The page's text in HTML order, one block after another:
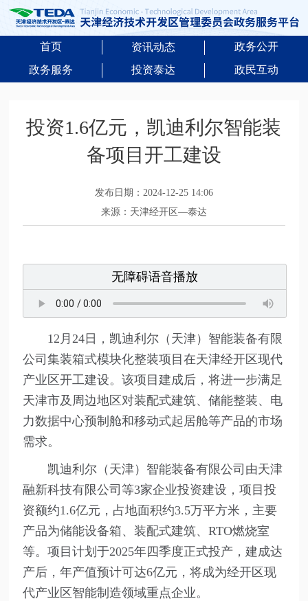
首页 资讯动态
政务公开
政务服务
投资泰达 政民互动
投资1.6亿元，凯迪利尔智能装
备项目开工建设
发布日期：2024-12-25 14:06
来源：天津经开区—泰达
无障碍语音播放
12月24日，凯迪利尔（天津）智能装备有限
公司集装箱式模块化整装项目在天津经开区现代
产业区开工建设。该项目建成后，将进一步满足
天津市及周边地区对装配式建筑、储能整装、电
力数据中心预制舱和移动式起居舱等产品的市场
需求。
凯迪利尔（天津）智能装备有限公司由天津
融新科技有限公司等3家企业投资建设，项目投
资额约1.6亿元，占地面积约3.5万平方米，主要
产品为储能设备箱、装配式建筑、RTO燃烧室
等。项目计划于2025年四季度正式投产，建成达
产后，年产值预计可达6亿元，将成为经开区现
代产业区智能制造领域重点企业。